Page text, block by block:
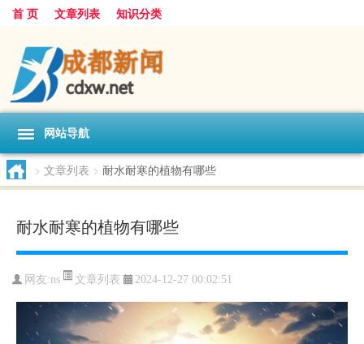
首 页 文章列表 知识分类
网站导航
> 文章列表 > 耐水耐寒的植物有哪些
耐水耐寒的植物有哪些
网友:ns 文章列表 2024-12-27 00:02:51